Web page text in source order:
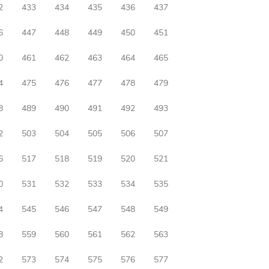
433 434 435 436 437
447 448 449 450 451
461 462 463 464 465
475 476 477 478 479
489 490 491 492 493
503 504 505 506 507
517 518 519 520 521
531 532 533 534 535
545 546 547 548 549
559 560 561 562 563
573 574 575 576 577